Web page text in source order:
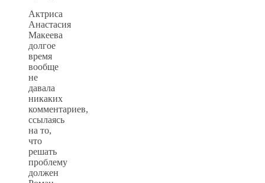
Актриса
Анастасия
Макеева
долгое
время
вообще
не
давала
никаких
комментариев,
ссылаясь
на то,
что
решать
проблему
должен